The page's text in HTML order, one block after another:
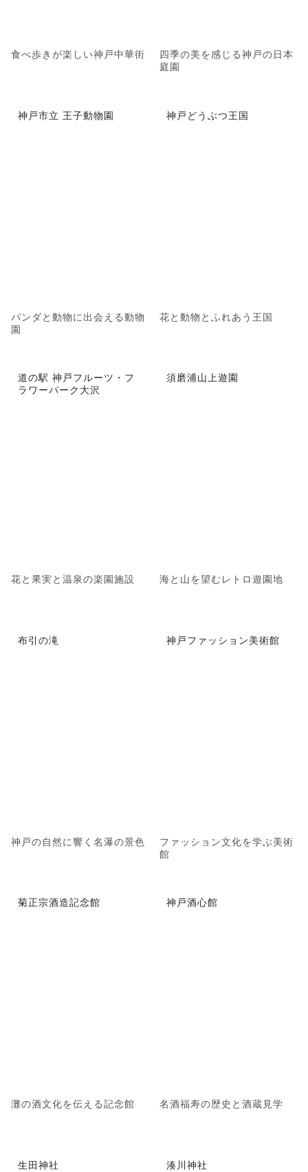
食べ歩きが楽しい神戸中華街
四季の美を感じる神戸の日本
庭園
神戸市立 王子動物園
パンダと動物に出会える動物
園
神戸どうぶつ王国
花と動物とふれあう王国
道の駅 神戸フルーツ・フ
ラワーパーク大沢
花と果実と温泉の楽園施設
須磨浦山上遊園
海と山を望むレトロ遊園地
布引の滝
神戸の自然に響く名瀑の景色
神戸ファッション美術館
ファッション文化を学ぶ美術
館
菊正宗酒造記念館
灘の酒文化を伝える記念館
神戸酒心館
名酒福寿の歴史と酒蔵見学
生田神社 湊川神社